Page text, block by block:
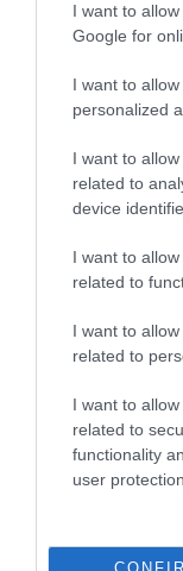
I want to
Google for
I want to
personalized
I want to
related to
device
I want to
related to
I want to
related to
I want to
related to
functionality
user protection.
Ne maradjon
bennünket az
Legfrissebb